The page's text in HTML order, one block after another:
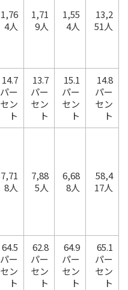
1,76
4人
1,71
9人
1,55
4人
13,2
51人
14.7
パー
セン
ト
13.7
パー
セン
ト
15.1
パー
セン
ト
14.8
パー
セン
ト
7,71
8人
7,88
5人
6,68
8人
58,4
17人
64.5
パー
セン
ト
62.8
パー
セン
ト
64.9
パー
セン
ト
65.1
パー
セン
ト